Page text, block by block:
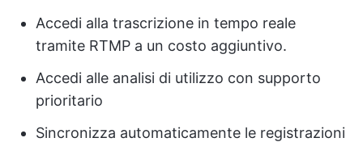
Accedi alla trascrizione in tempo reale
tramite RTMP a un costo aggiuntivo.
Accedi alle analisi di utilizzo con supporto
prioritario
Sincronizza automaticamente le registrazioni